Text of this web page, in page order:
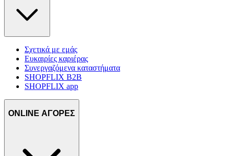
Σχετικά με εμάς
Ευκαιρίες καριέρας
Συνεργαζόμενα καταστήματα
SHOPFLIX B2B
SHOPFLIX app
ONLINE ΑΓΟΡΕΣ